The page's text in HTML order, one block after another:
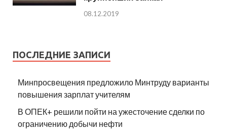
08.12.2019
ПОСЛЕДНИЕ ЗАПИСИ
Минпросвещения предложило Минтруду варианты
повышения зарплат учителям
В ОПЕК+ решили пойти на ужесточение сделки по
ограничению добычи нефти